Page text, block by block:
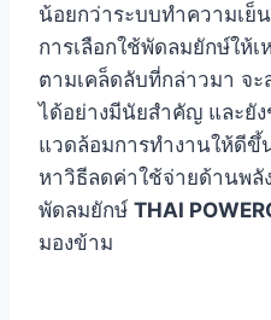
น้อยกว่าระบบทำความเย็
การเลือกใช้พัดลมยักษ์ให้
ตามเคล็ดลับที่กล่าวมา จ
ได้อย่างมีนัยสำคัญ และยั
แวดล้อมการทำงานให้ดี
หาวิธีลดค่าใช้จ่ายด้านพลั
พัดลมยักษ์ THAI
มองข้าม